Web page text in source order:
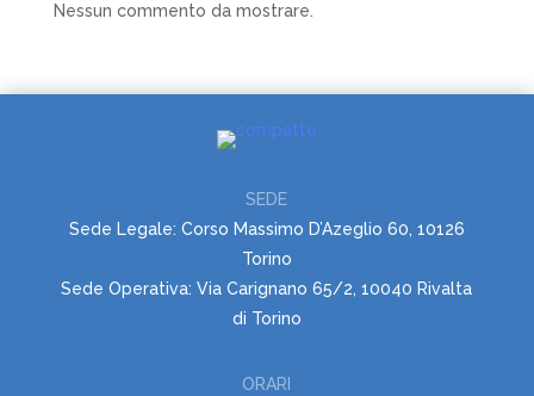
Nessun commento da mostrare.
SEDE
Sede Legale: Corso Massimo D’Azeglio 60, 10126
Torino
Sede Operativa: Via Carignano 65/2, 10040 Rivalta
di Torino
ORARI